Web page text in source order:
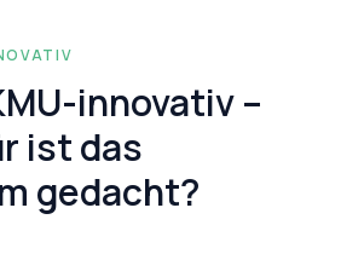
innovativ –
ist das
gedacht?